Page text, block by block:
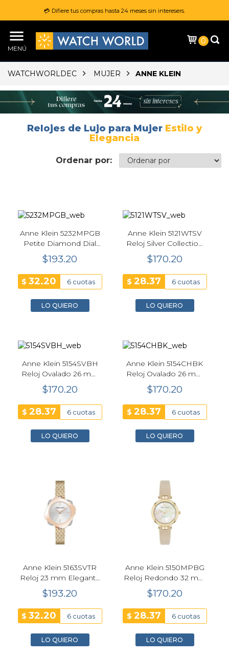
💳 Difiere tus compras hasta 24 meses sin interesers.
MENÚ
0
WATCHWORLDEC MUJER ANNE KLEIN
Relojes de Lujo para Mujer Estilo y
Elegancia
Ordenar por:
Anne Klein 5232MPGB
Petite Diamond Dial
Bracelet Watch
$193.20
$32.20 6 cuotas
LO QUIERO
Anne Klein 5121WTSV
Reloj Silver Collection
Mujer Plateado 22 mm
$170.20
$ 28.37 6 cuotas
LO QUIERO
Anne Klein 5154SVBH
Reloj Ovalado 26 mm
con Correa de Cuero
Rosa Sostenible
$170.20
$ 28.37 6 cuotas
LO QUIERO
Anne Klein 5154CHBK
Reloj Ovalado 26 mm
con Correa de Cuero
Negro Sostenible
$170.20
$ 28.37 6 cuotas
LO QUIERO
Anne Klein 5163SVTR
Reloj 23 mm Elegante
con Cristales Ocultos
$193.20
$32.20 6 cuotas
LO QUIERO
Anne Klein 5150MPBG
Reloj Redondo 32 mm
con Correa de Cuero
Sostenible
$170.20
$ 28.37 6 cuotas
LO QUIERO